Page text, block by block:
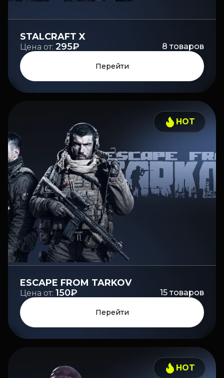
STALCRAFT X
Цена от: 295₽ 8 товаров
Перейти
HOT
ESCAPE FROM TARKOV
Цена от: 150₽ 15товаров
Перейти
HOT